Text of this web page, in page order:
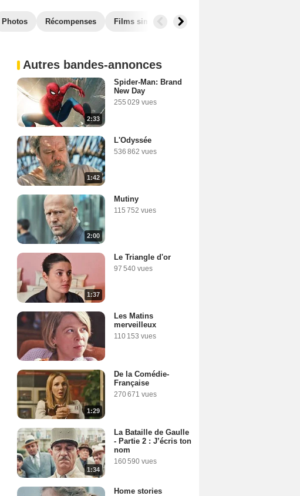
Photos Récompenses Films similaires
Autres bandes-annonces
2:33
Spider-Man: Brand
New Day
255 029 vues
1:42
L'Odyssée
536 862 vues
2:00
Mutiny
115 752 vues
1:37
Le Triangle d'or
97 540 vues
Les Matins
merveilleux
110 153 vues
1:29
De la Comédie-
Française
270 671 vues
1:34
La Bataille de Gaulle
- Partie 2 : J’écris ton
nom
160 590 vues
Home stories